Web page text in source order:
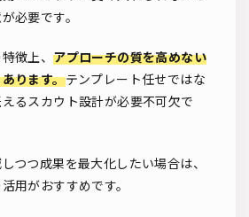
必要です。
徴上、アプローチの質を高めない
ります。テンプレート任せではな
るスカウト設計が必要不可欠で
つつ成果を最大化したい場合は、
用がおすすめです。